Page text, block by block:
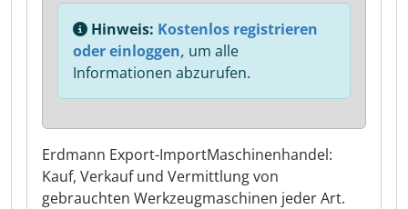
Erdmann Export-ImportMaschinenhandel:
Kauf, Verkauf und Vermittlung von
gebrauchten Werkzeugmaschinen jeder Art.
Hinweis: Kostenlos registrieren
oder einloggen, um alle
Informationen abzurufen.